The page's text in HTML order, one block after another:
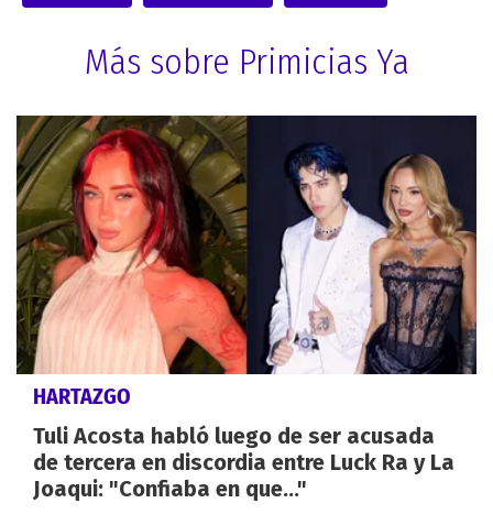
Más sobre Primicias Ya
HARTAZGO
Tuli Acosta habló luego de ser acusada
de tercera en discordia entre Luck Ra y La
Joaqui: "Confiaba en que..."